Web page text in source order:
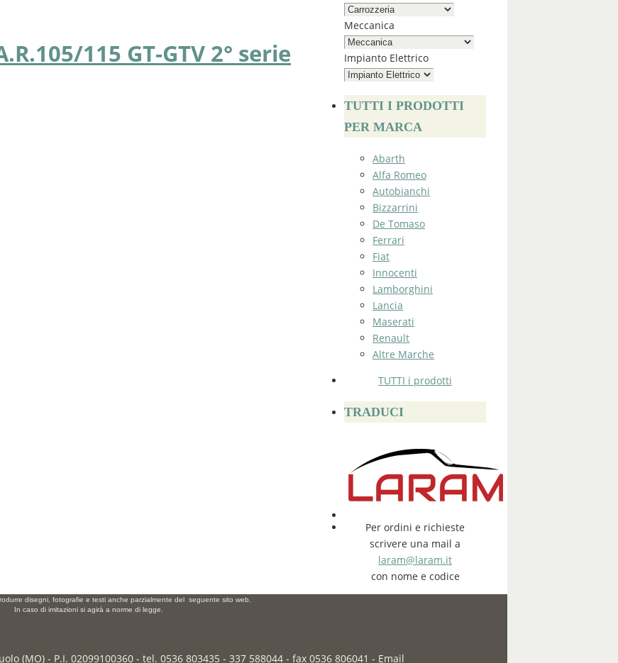
115 GT-GTV 2° serie
Meccanica
Impianto Elettrico
TUTTI I PRODOTTI
PER MARCA
Abarth
Alfa Romeo
Autobianchi
Bizzarrini
De Tomaso
Ferrari
Fiat
Innocenti
Lamborghini
Lancia
Maserati
Renault
Altre Marche
TUTTI i prodotti
TRADUCI
Per ordini e richieste
scrivere una mail a
laram@laram.it
con nome e codice
disegni, fotografie e testi anche parzialmente del seguente sito web.
In caso di imitazioni si agirà a norme di legge.
(MO) - P.I. 02099100360 - tel. 0536 803435 - 337 588044 - fax 0536 806041 - Email